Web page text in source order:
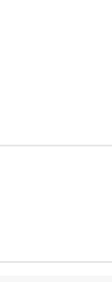
。給料は減